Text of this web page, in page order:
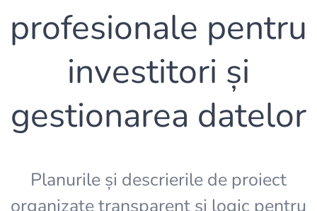
profesionale pentru
investitori și
gestionarea datelor
Planurile și descrierile de proiect
organizate transparent și logic pentru